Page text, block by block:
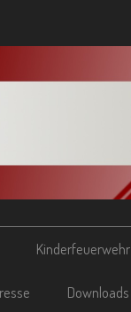
Kinderfeuerwehr
Downloads